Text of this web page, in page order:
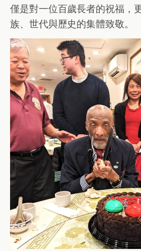
僅是對一位百歲長者的祝福，
族、世代與歷史的集體致敬。